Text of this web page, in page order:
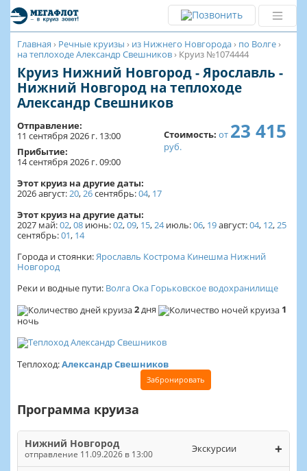
Главная › Речные круизы › из Нижнего Новгорода› по Волге›
на теплоходе Александр Свешников› Круиз №1074444
Круиз Нижний Новгород - Ярославль -
Нижний Новгород на теплоходе
Александр Свешников
Отправление:
11 сентября 2026 г. 13:00
Прибытие:
14 сентября 2026 г. 09:00
Стоимость: от 23 415
руб.
Этот круиз на другие даты:
2026август:20,26сентябрь:04, 17
Этот круиз на другие даты:
2027 май:02,08 июнь:02,09, 15,24 июль:06, 19август:04, 12,25
сентябрь:01, 14
Города и стоянки:Ярославль Кострома Кинешма Нижний
Новгород
Реки и водные пути: ВолгаОка Горьковское водохранилище
2дня
1
ночь
Теплоход:Александр Свешников
Забронировать
Программа круиза
Нижний Новгород
отправление 11.09.2026 в 13:00 Экскурсии +